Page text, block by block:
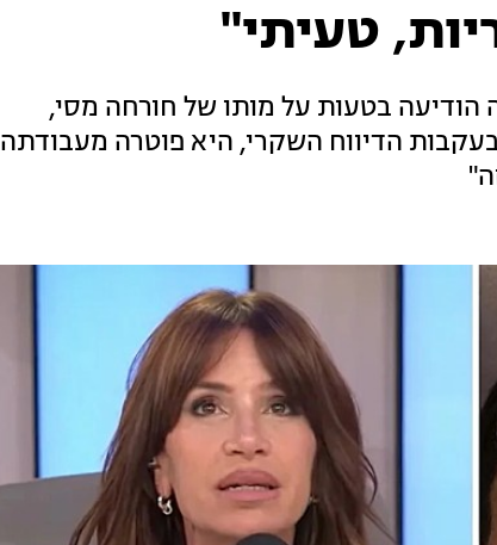
טעיתי"
הודיעה בטעות על מותו של חורחה מסי,
הדיווח השקרי, היא פוטרה מעבודתה